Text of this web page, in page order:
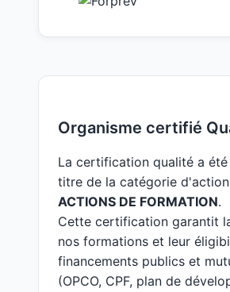
Organisme certifié
La certification qualité a été
titre de la catégorie
ACTIONS DE FORMATION.
Cette certification garantit
nos formations et leur
financements publics et
(OPCO, CPF, plan de